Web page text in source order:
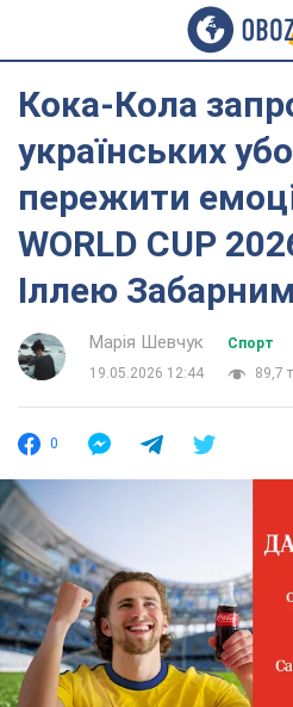
Кока-Кола
українських
пережити
WORLD CUP
Іллею Забарним
Марія Шевчук
Спорт
19.05.2026 12:44
89,7
0